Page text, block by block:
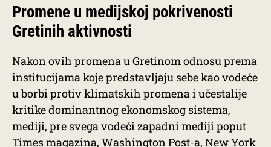
Promene u medijskoj pokrivenosti
Gretinih aktivnosti
Nakon ovih promena u Gretinom odnosu prema
institucijama koje predstavljaju sebe kao vodeće
u borbi protiv klimatskih promena i učestalije
kritike dominantnog ekonomskog sistema,
mediji, pre svega vodeći zapadni mediji poput
Times magazina, Washington Post-a, New York